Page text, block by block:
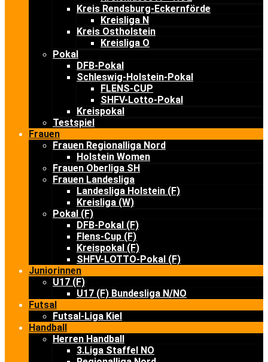
Kreis Rendsburg-Eckernförde
Kreisliga N
Kreis Ostholstein
Kreisliga O
Pokal
DFB-Pokal
Schleswig-Holstein-Pokal
FLENS-CUP
SHFV-Lotto-Pokal
Kreispokal
Testspiel
Frauen
Frauen Regionalliga Nord
Holstein Women
Frauen Oberliga SH
Frauen Landesliga
Landesliga Holstein (F)
Kreisliga (W)
Pokal (F)
DFB-Pokal (F)
Flens-Cup (F)
Kreispokal (F)
SHFV-LOTTO-Pokal (F)
Juniorinnen
U17 (F)
U17 (F) Bundesliga N/NO
Futsal
Futsal-Liga Kiel
Handball
Herren Handball
3.Liga Staffel NO